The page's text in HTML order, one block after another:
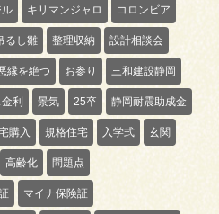
ル キリマンジャロ コロンビア
るし雛 整理収納 設計相談会
縁を絶つ お参り 三和建設静岡
利 景気 25卒 静岡耐震助成金
購入 規格住宅 入学式 玄関
高齢化 問題点
マイナ保険証